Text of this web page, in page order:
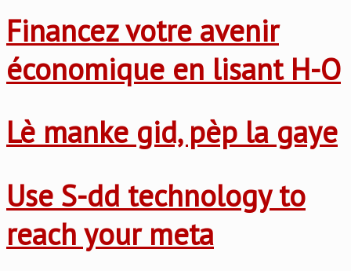
Financez votre avenir
économique en lisant H-O
Lè manke gid, pèp la gaye
Use S-dd technology to
reach your meta